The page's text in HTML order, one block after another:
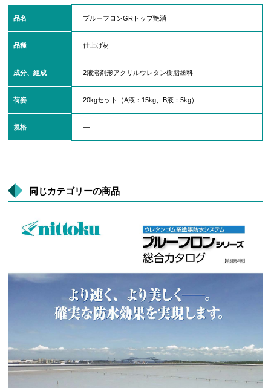
品名 プルーフロンGRトップ艶消
品種 仕上げ材
成分、組成 2液溶剤形アクリルウレタン樹脂塗料
荷姿 20kgセット（A液：15kg、B液：5kg）
規格 ―
同じカテゴリーの商品